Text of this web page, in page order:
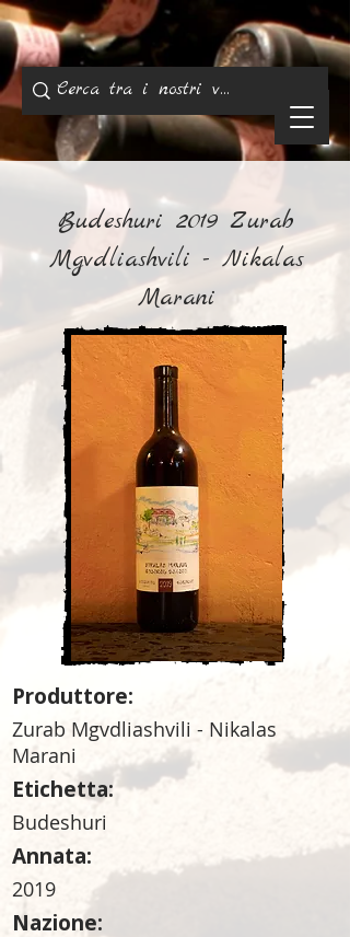
Budeshuri 2019 Zurab
Mgvdliashvili - Nikalas
Marani
Produttore:
Zurab Mgvdliashvili - Nikalas
Marani
Etichetta:
Budeshuri
Annata:
2019
Nazione: